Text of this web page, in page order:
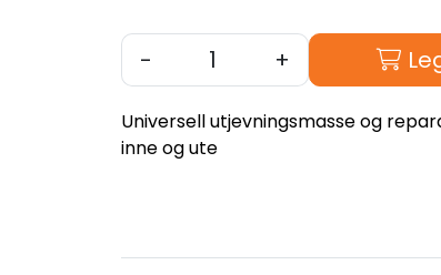
- +
Universell utjevningsmasse og
inne og ute